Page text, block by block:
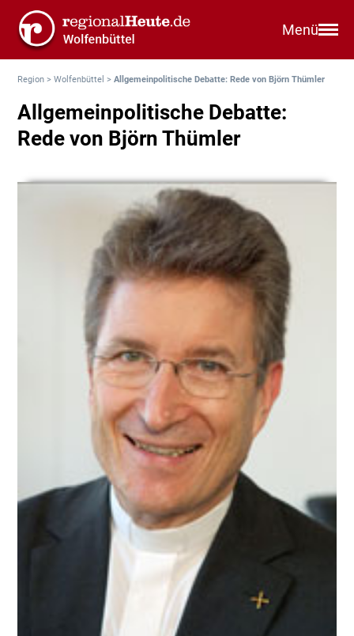
Menü
Region >Wolfenbüttel >Allgemeinpolitische Debatte: Rede von Björn Thümler
Allgemeinpolitische Debatte:
Rede von Björn Thümler